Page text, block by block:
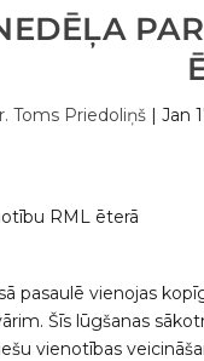
Toms Priedoliņš| Jan
pasaulē vienojas
Šīs lūgšanas
vienotības